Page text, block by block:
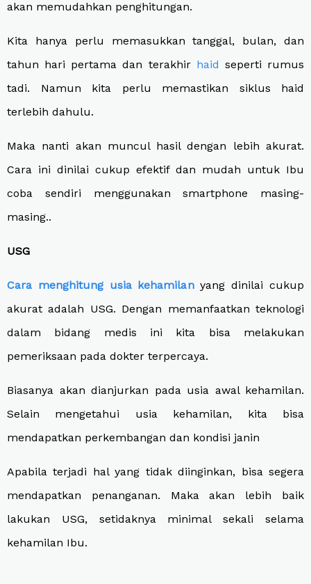
akan memudahkan penghitungan.
Kita hanya perlu memasukkan tanggal, bulan, dan
tahun hari pertama dan terakhir haid seperti rumus
tadi. Namun kita perlu memastikan siklus haid
terlebih dahulu.
Maka nanti akan muncul hasil dengan lebih akurat.
Cara ini dinilai cukup efektif dan mudah untuk Ibu
coba sendiri menggunakan smartphone masing-
masing..
USG
Cara menghitung usia kehamilanyang dinilai cukup
akurat adalah USG. Dengan memanfaatkan teknologi
dalam bidang medis ini kita bisa melakukan
pemeriksaan pada dokter terpercaya.
Biasanya akan dianjurkan pada usia awal kehamilan.
Selain mengetahui usia kehamilan, kita bisa
mendapatkan perkembangan dan kondisi janin
Apabila terjadi hal yang tidak diinginkan, bisa segera
mendapatkan penanganan. Maka akan lebih baik
lakukan USG, setidaknya minimal sekali selama
kehamilan Ibu.